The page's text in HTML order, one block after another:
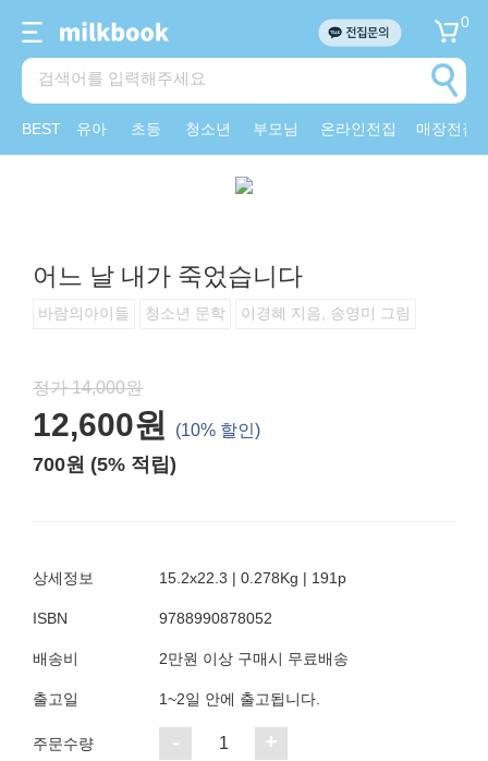
0
BEST 유아 초등 청소년 부모님 온라인전집 매장전집
어느 날 내가 죽었습니다
바람의아이들 청소년 문학 이경혜 지음, 송영미 그림
정가 14,000원
12,600원 (10% 할인)
700원 (5% 적립)
상세정보 15.2x22.3 | 0.278Kg | 191p
ISBN 9788990878052
배송비 2만원 이상 구매시 무료배송
출고일 1~2일 안에 출고됩니다.
주문수량 - 1 +